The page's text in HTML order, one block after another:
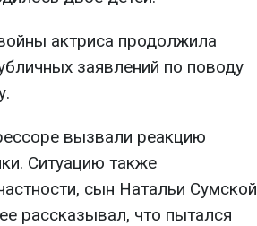
актриса продолжила
заявлений по поводу
вызвали реакцию
Ситуацию также
сын Натальи Сумской
рассказывал, что пытался